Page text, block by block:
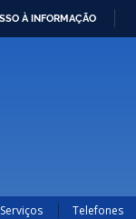
À INFORMAÇÃO
Serviços Telefones